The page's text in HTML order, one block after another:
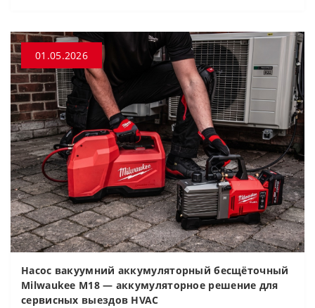
01.05.2026
Насос вакуумний аккумуляторный бесщёточный
Milwaukee M18 — аккумуляторное решение для
сервисных выездов HVAC